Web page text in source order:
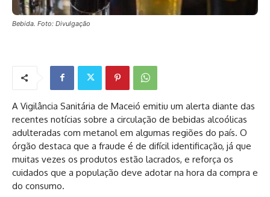
Bebida. Foto: Divulgação
A Vigilância Sanitária de Maceió emitiu um alerta diante das
recentes notícias sobre a circulação de bebidas alcoólicas
adulteradas com metanol em algumas regiões do país. O
órgão destaca que a fraude é de difícil identificação, já que
muitas vezes os produtos estão lacrados, e reforça os
cuidados que a população deve adotar na hora da compra e
do consumo.